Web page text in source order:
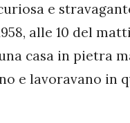
e
alle 10 del
casa in pietra
e lavoravano in